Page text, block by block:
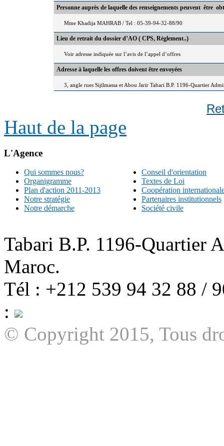
Personne auprès de laquelle des renseignements peuvent être
Mme Khadija MAHRAB / Tel : 05-39-94-32-88/90
Lieu de retrait du dossier d’AO ( CPS, Règlement..)
Voir adresse indiquée sur l’avis de l’appel d’offres
Adresse à laquelle les offres doivent être envoyées
3, angle rues Sijilmassa et Abou Jarir Tabari B.P. 1196-Quartier
Haut de la page
L'Agence
Qui sommes nous?
Organigramme
Plan d'action 2011-2013
Notre stratégie
Notre démarche
Conseil d'orientation
Textes de Loi
Coopération
Partenaires institutionnels
Société civile
Tabari B.P. 1196-Quartier
Maroc.
Tél : +212 539 94 32 88 /
:
© Copyright 2015, Tous